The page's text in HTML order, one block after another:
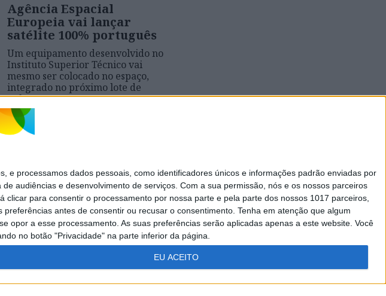
e processamos dados pessoais, como identificadores únicos e informações padrão enviadas por
audiências e desenvolvimento de serviços. Com a sua permissão, nós e os nossos parceiros
para consentir o processamento por nossa parte e pela parte dos nossos 1017 parceiros,
antes de consentir ou recusar o consentimento. Tenha em atenção que algum
a esse processamento. As suas preferências serão aplicadas apenas a este website. Você
no botão "Privacidade" na parte inferior da página.
EU ACEITO
Agência Espacial
Europeia vai lançar
satélite 100% português
Um equipamento desenvolvido no
Instituto Superior Técnico vai
mesmo ser colocado no espaço,
integrado no próximo lote de
CubeSats.
IN NEWS